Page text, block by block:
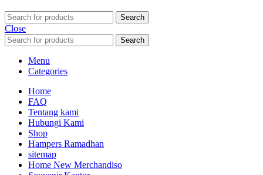
Search
Close
Search
Menu
Categories
Home
FAQ
Tentang kami
Hubungi Kami
Shop
Hampers Ramadhan
sitemap
Home New Merchandiso